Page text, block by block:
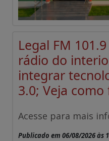
Legal FM
rádio do
integrar
3.0; Veja
Acesse para mais
Publicado em 06/08/2026 às